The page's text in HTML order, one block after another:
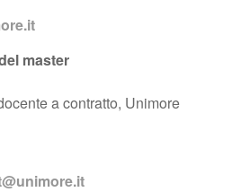
master
a contratto, Unimore